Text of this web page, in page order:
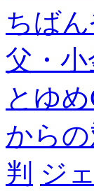
ちば
父・
とゆ
から
判 ジ